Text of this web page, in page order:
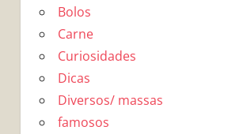
Bolos
Carne
Curiosidades
Dicas
Diversos/ massas
famosos